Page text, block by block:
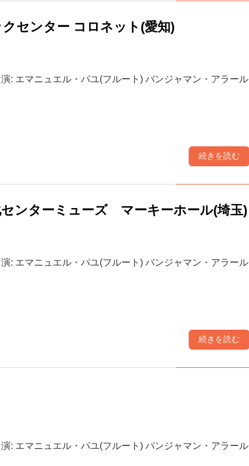
センター コロネット(愛知)
: エマニュエル・パユ(フルート) バンジャマン・アラール
続きを読む
センターミューズ マーキーホール(埼玉)
: エマニュエル・パユ(フルート) バンジャマン・アラール
続きを読む
: エマニュエル・パユ(フルート) バンジャマン・アラール